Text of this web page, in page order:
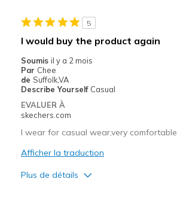
5
I would buy the product again
Soumis il y a 2 mois
Par Chee
de Suffolk,VA
Describe Yourself Casual
EVALUER À
skechers.com
I wear for casual wear,very comfortable
Afficher la traduction
Plus de détails